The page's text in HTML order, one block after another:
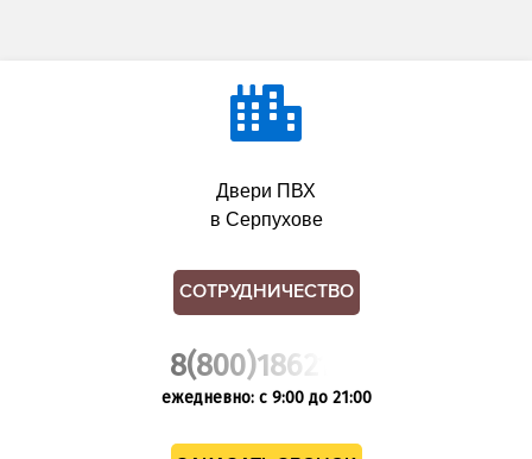
Двери ПВХ
в Серпухове
СОТРУДНИЧЕСТВО
8(800)1862102
ежедневно: с 9:00 до 21:00